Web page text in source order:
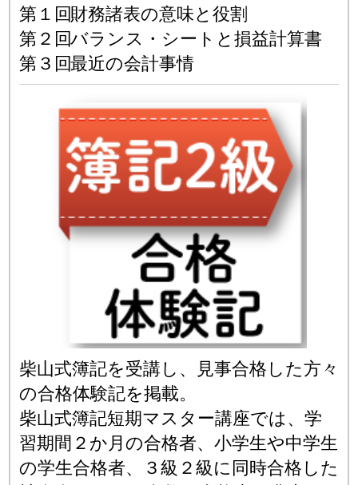
第１回財務諸表の意味と役割
第２回バランス・シートと損益計算書
第３回最近の会計事情
柴山式簿記を受講し、見事合格した方々
の合格体験記を掲載。
柴山式簿記短期マスター講座では、学
習期間２か月の合格者、小学生や中学生
の学生合格者、３級２級に同時合格した